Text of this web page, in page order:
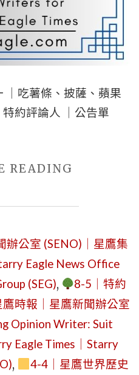
6,
2026
｜
OF
GUILD
(RKKDG)
SERIES
ARTICLES
｜
PERIOD
｜吃薯條、披薩、蘋果
約評論人 ｜公告單
READING
7
27
日
星
期
一
｜
吃
辦公室 (SENO)｜星鷹集
Eagle News Office
(SEG),
8-5｜特約
時報｜星鷹新聞辦公室
Opinion Writer: Suit
Eagle Times｜Starry
,
4-4｜星鷹世界歷史